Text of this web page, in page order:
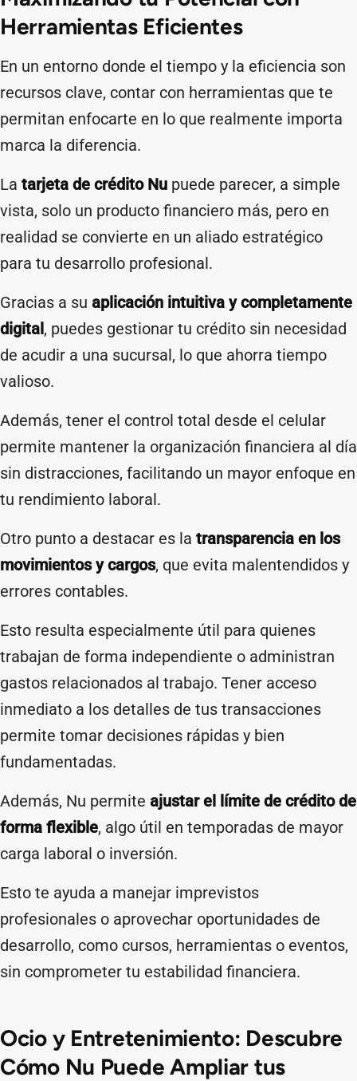
Herramientas Eficientes
En un entorno donde el tiempo y la eficiencia son
recursos clave, contar con herramientas que te
permitan enfocarte en lo que realmente importa
marca la diferencia.
La tarjeta de crédito Nu puede parecer, a simple
vista, solo un producto financiero más, pero en
realidad se convierte en un aliado estratégico
para tu desarrollo profesional.
Gracias a su aplicación intuitiva y completamente
digital, puedes gestionar tu crédito sin necesidad
de acudir a una sucursal, lo que ahorra tiempo
valioso.
Además, tener el control total desde el celular
permite mantener la organización financiera al día
sin distracciones, facilitando un mayor enfoque en
tu rendimiento laboral.
Otro punto a destacar es la transparencia en los
movimientos y cargos, que evita malentendidos y
errores contables.
Esto resulta especialmente útil para quienes
trabajan de forma independiente o administran
gastos relacionados al trabajo. Tener acceso
inmediato a los detalles de tus transacciones
permite tomar decisiones rápidas y bien
fundamentadas.
Además, Nu permite ajustar el límite de crédito de
forma flexible, algo útil en temporadas de mayor
carga laboral o inversión.
Esto te ayuda a manejar imprevistos
profesionales o aprovechar oportunidades de
desarrollo, como cursos, herramientas o eventos,
sin comprometer tu estabilidad financiera.
Ocio y Entretenimiento: Descubre
Cómo Nu Puede Ampliar tus